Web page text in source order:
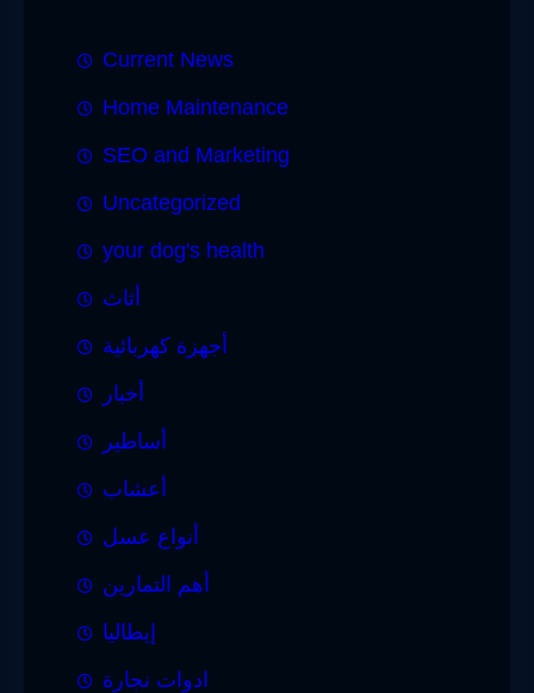
Current News
Home Maintenance
SEO and Marketing
Uncategorized
your dog's health
أثاث
أجهزة كهربائية
أخبار
أساطير
أعشاب
أنواع عسل
أهم التمارين
إيطاليا
ادوات نجارة